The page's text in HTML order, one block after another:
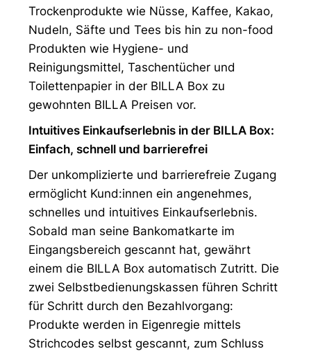
Trockenprodukte wie Nüsse, Kaffee, Kakao,
Nudeln, Säfte und Tees bis hin zu non-food
Produkten wie Hygiene- und
Reinigungsmittel, Taschentücher und
Toilettenpapier in der BILLA Box zu
gewohnten BILLA Preisen vor.
Intuitives Einkaufserlebnis in der BILLA Box:
Einfach, schnell und barrierefrei
Der unkomplizierte und barrierefreie Zugang
ermöglicht Kund:innen ein angenehmes,
schnelles und intuitives Einkaufserlebnis.
Sobald man seine Bankomatkarte im
Eingangsbereich gescannt hat, gewährt
einem die BILLA Box automatisch Zutritt. Die
zwei Selbstbedienungskassen führen Schritt
für Schritt durch den Bezahlvorgang:
Produkte werden in Eigenregie mittels
Strichcodes selbst gescannt, zum Schluss